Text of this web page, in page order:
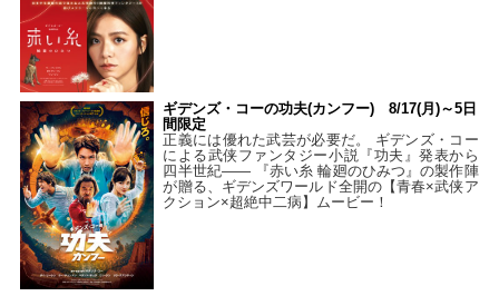
ギデンズ・コーの功夫(カンフー) 8/17(月)～5日
間限定
正義には優れた武芸が必要だ。 ギデンズ・コー
による武侠ファンタジー小説『功夫』発表から
四半世紀―― 『赤い糸 輪廻のひみつ』の製作陣
が贈る、ギデンズワールド全開の【青春×武侠ア
クション×超絶中二病】ムービー！